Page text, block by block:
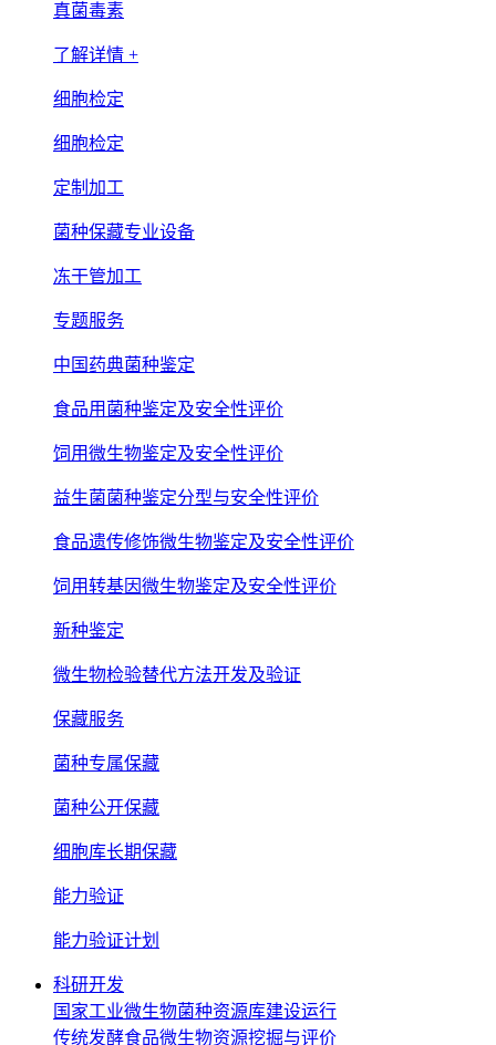
真菌毒素
了解详情 +
细胞检定
细胞检定
定制加工
菌种保藏专业设备
冻干管加工
专题服务
中国药典菌种鉴定
食品用菌种鉴定及安全性评价
饲用微生物鉴定及安全性评价
益生菌菌种鉴定分型与安全性评价
食品遗传修饰微生物鉴定及安全性评价
饲用转基因微生物鉴定及安全性评价
新种鉴定
微生物检验替代方法开发及验证
保藏服务
菌种专属保藏
菌种公开保藏
细胞库长期保藏
能力验证
能力验证计划
科研开发
国家工业微生物菌种资源库建设运行
传统发酵食品微生物资源挖掘与评价